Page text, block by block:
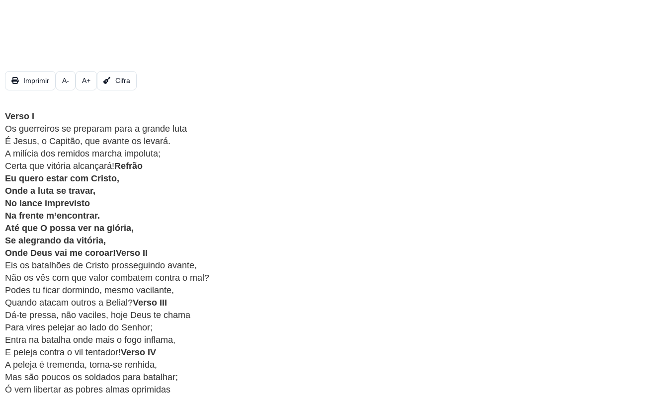
DOC
PLAYBACK
AUTORES
DA
HARPA
LISTAS
APP
WINDOWS
Imprimir A- A+ Cifra
Verso I
Os guerreiros se preparam para a grande luta
É Jesus, o Capitão, que avante os levará.
A milícia dos remidos marcha impoluta;
Certa que vitória alcançará!Refrão
Eu quero estar com Cristo,
Onde a luta se travar,
No lance imprevisto
Na frente m’encontrar.
Até que O possa ver na glória,
Se alegrando da vitória,
Onde Deus vai me coroar!Verso II
Eis os batalhões de Cristo prosseguindo avante,
Não os vês com que valor combatem contra o mal?
Podes tu ficar dormindo, mesmo vacilante,
Quando atacam outros a Belial?Verso III
Dá-te pressa, não vaciles, hoje Deus te chama
Para vires pelejar ao lado do Senhor;
Entra na batalha onde mais o fogo inflama,
E peleja contra o vil tentador!Verso IV
A peleja é tremenda, torna-se renhida,
Mas são poucos os soldados para batalhar;
Ó vem libertar as pobres almas oprimidas